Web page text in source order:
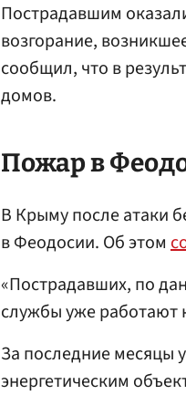
Пострадавшим
возгорание,
сообщил, что в
домов.
Пожар в
В Крыму после атаки
в Феодосии. Об этом
«Пострадавших, по
службы уже работают
За последние месяцы
энергетическим